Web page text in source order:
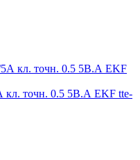
кл. точн. 0.5 5В.А EKF tte-